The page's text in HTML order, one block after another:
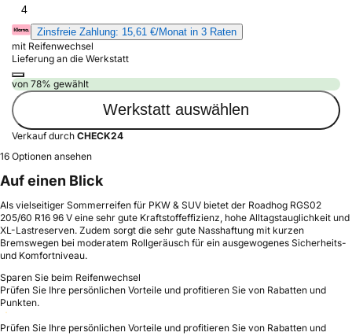
4
Zinsfreie Zahlung: 15,61 €/Monat in 3 Raten
mit Reifenwechsel
Lieferung an die Werkstatt
von 78% gewählt
Werkstatt auswählen
Verkauf durch CHECK24
16 Optionen ansehen
Auf einen Blick
Als vielseitiger Sommerreifen für PKW & SUV bietet der Roadhog RGS02
205/60 R16 96 V eine sehr gute Kraftstoffeffizienz, hohe Alltagstauglichkeit und
XL-Lastreserven. Zudem sorgt die sehr gute Nasshaftung mit kurzen
Bremswegen bei moderatem Rollgeräusch für ein ausgewogenes Sicherheits-
und Komfortniveau.
Sparen Sie beim Reifenwechsel
Prüfen Sie Ihre persönlichen Vorteile und profitieren Sie von Rabatten und
Punkten.
Prüfen Sie Ihre persönlichen Vorteile und profitieren Sie von Rabatten und